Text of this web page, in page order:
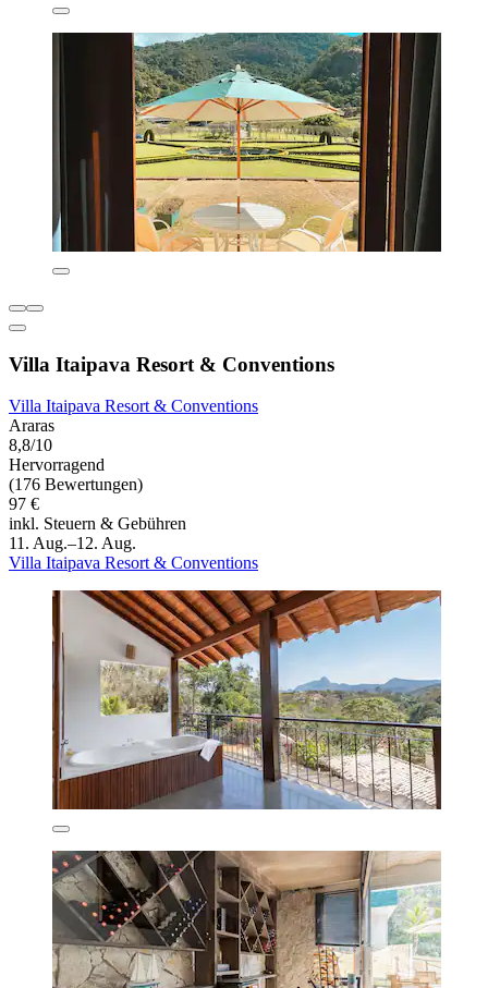
Villa Itaipava Resort & Conventions
Villa Itaipava Resort & Conventions
Araras
8,8/10
Hervorragend
(176 Bewertungen)
97 €
inkl. Steuern & Gebühren
11. Aug.–12. Aug.
Villa Itaipava Resort & Conventions